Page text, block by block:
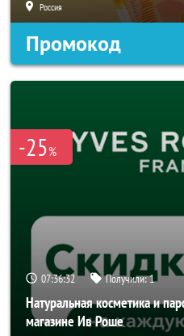
Россия
Промокод
-25%
07:36:30 Получили:1
Натуральная косметика и
магазине Ив Роше